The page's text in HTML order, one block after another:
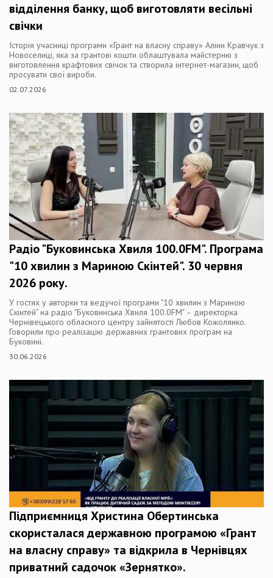
відділення банку, щоб виготовляти весільні
свічки
Історія учасниці програми «Грант на власну справу» Аліни Кравчук з
Новоселиці, яка за грантові кошти облаштувала майстерню з
виготовлення крафтових свічок та створила інтернет-магазин, щоб
просувати свої вироби.
02.07.2026
Радіо "Буковинська Хвиля 100.0FM". Програма
"10 хвилин з Мариною Скінтей". 30 червня
2026 року.
У гостях у авторки та ведучої програми "10 хвилин з Мариною
Скінтей" на радіо "Буковинська Хвиля 100.0FM" – директорка
Чернівецького обласного центру зайнятості Любов Кожолянко.
Говорили про реалізацію державних грантових програм на
Буковині.
30.06.2026
Підприємниця Христина Обертинська
скористалася державною програмою «Грант
на власну справу» та відкрила в Чернівцях
приватний садочок «Зернятко».